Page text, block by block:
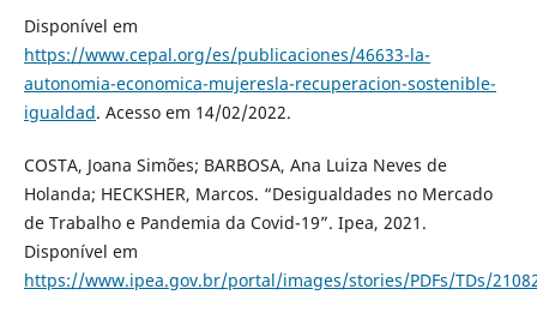
Disponível em
https://www.cepal.org/es/publicaciones/46633-la-
autonomia-economica-mujeresla-recuperacion-sostenible-
igualdad. Acesso em 14/02/2022.
COSTA, Joana Simões; BARBOSA, Ana Luiza Neves de
Holanda; HECKSHER, Marcos. “Desigualdades no Mercado
de Trabalho e Pandemia da Covid-19”. Ipea, 2021.
Disponível em
https://www.ipea.gov.br/portal/images/stories/PDFs/TDs/